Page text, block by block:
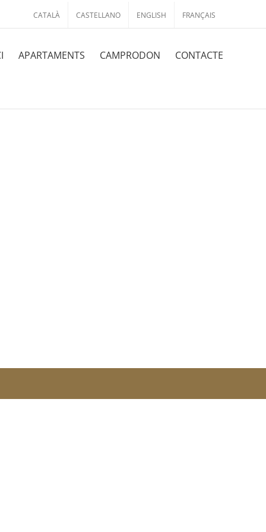
CATALÀ CASTELLANO ENGLISH FRANÇAIS
APARTAMENTS CAMPRODON CONTACTE